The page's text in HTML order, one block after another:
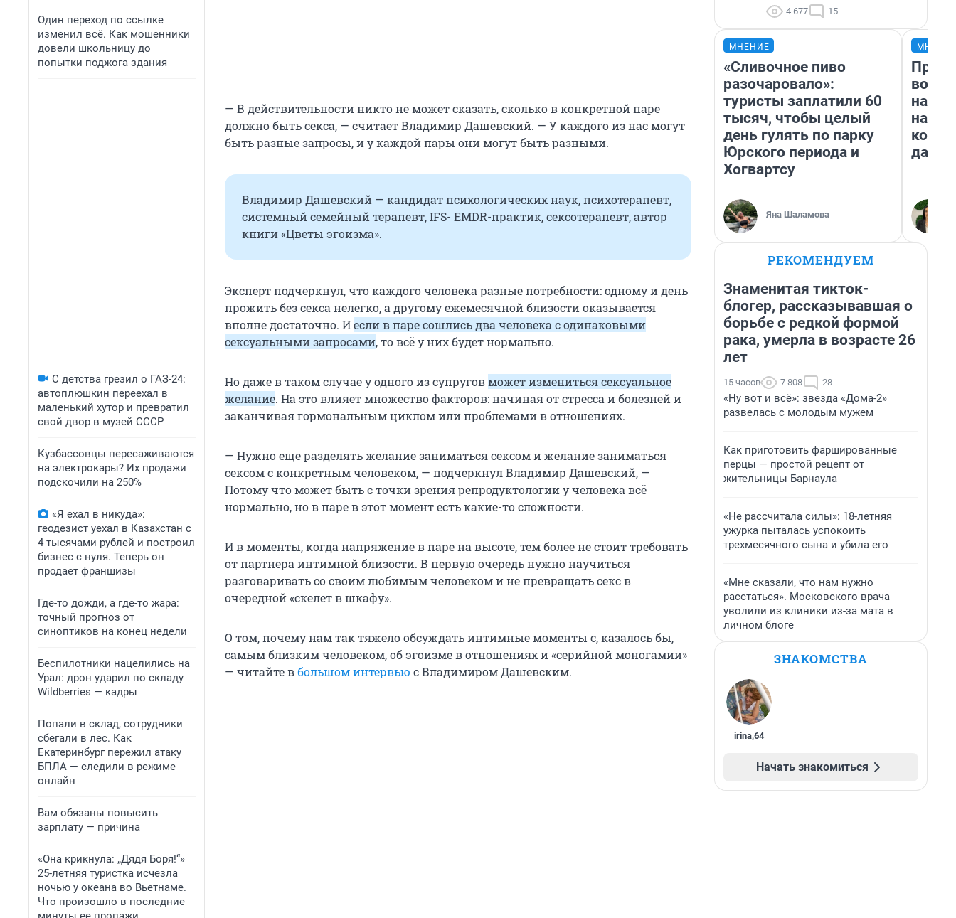
Один переход по ссылке
изменил всё. Как мошенники
довели школьницу до
попытки поджога здания
С детства грезил о ГАЗ-24:
автоплюшкин переехал в
маленький хутор и превратил
свой двор в музей СССР
Кузбассовцы пересаживаются
на электрокары? Их продажи
подскочили на 250%
«Я ехал в никуда»:
геодезист уехал в Казахстан с
4 тысячами рублей и построил
бизнес с нуля. Теперь он
продает франшизы
Где-то дожди, а где-то жара:
точный прогноз от
синоптиков на конец недели
Беспилотники нацелились на
Урал: дрон ударил по складу
Wildberries — кадры
Попали в склад, сотрудники
сбегали в лес. Как
Екатеринбург пережил атаку
БПЛА — следили в режиме
онлайн
Вам обязаны повысить
зарплату — причина
«Она крикнула: „Дядя Боря!“»
25-летняя туристка исчезла
ночью у океана во Вьетнаме.
Что произошло в последние
— В действительности никто не может сказать, сколько в конкретной паре
должно быть секса, — считает Владимир Дашевский. — У каждого из нас могут
быть разные запросы, и у каждой пары они могут быть разными.
Владимир Дашевский — кандидат психологических наук, психотерапевт,
системный семейный терапевт, IFS- EMDR-практик, сексотерапевт, автор
книги «Цветы эгоизма».
Эксперт подчеркнул, что каждого человека разные потребности: одному и день
прожить без секса нелегко, а другому ежемесячной близости оказывается
вполне достаточно. Иесли в паре сошлись два человека с одинаковыми
сексуальными запросами, то всё у них будет нормально.
Но даже в таком случае у одного из супруговможет измениться сексуальное
желание. На это влияет множество факторов: начиная от стресса и болезней и
заканчивая гормональным циклом или проблемами в отношениях.
— Нужно еще разделять желание заниматься сексом и желание заниматься
сексом c конкретным человеком, — подчеркнул Владимир Дашевский, —
Потому что может быть с точки зрения репродуктологии у человека всё
нормально, но в паре в этот момент есть какие-то сложности.
И в моменты, когда напряжение в паре на высоте, тем более не стоит требовать
от партнера интимной близости. В первую очередь нужно научиться
разговаривать со своим любимым человеком и не превращать секс в
очередной «скелет в шкафу».
О том, почему нам так тяжело обсуждать интимные моменты с, казалось бы,
самым близким человеком, об эгоизме в отношениях и «серийной моногамии»
— читайте вбольшом интервью с Владимиром Дашевским.
4 677 15
МНЕНИЕ
«Сливочное пиво
разочаровало»:
туристы заплатили 60
тысяч, чтобы целый
день гулять по парку
Юрского периода и
Хогвартсу
Яна Шаламова
нам
даже
РЕКОМЕНДУЕМ
Знаменитая тикток-
блогер, рассказывавшая о
борьбе с редкой формой
рака, умерла в возрасте 26
лет
15 часов 7 808 28
«Ну вот и всё»: звезда «Дома-2»
развелась с молодым мужем
Как приготовить фаршированные
перцы — простой рецепт от
жительницы Барнаула
«Не рассчитала силы»: 18-летняя
ужурка пыталась успокоить
трехмесячного сына и убила его
«Мне сказали, что нам нужно
расстаться». Московского врача
уволили из клиники из-за мата в
личном блоге
ЗНАКОМСТВА
irina,64
Начать знакомиться